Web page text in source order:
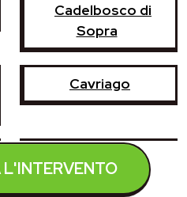
L'INTERVENTO
Cadelbosco di
Sopra
Cavriago